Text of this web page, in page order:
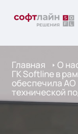
Главная О
ГК Softline в
обеспечила АО
технической